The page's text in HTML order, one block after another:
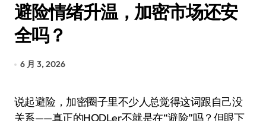
避险情绪升温，加密市场还安
全吗？
6 月 3, 2026
说起避险，加密圈子里不少人总觉得这词跟自己没
关系——真正的HODLer不就是在“避险”吗？但眼下